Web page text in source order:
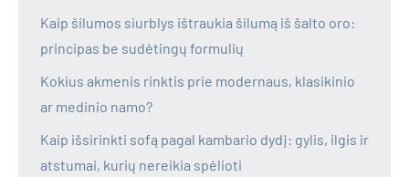
Kaip šilumos siurblys ištraukia šilumą iš šalto oro:
principas be sudėtingų formulių
Kokius akmenis rinktis prie modernaus, klasikinio
ar medinio namo?
Kaip išsirinkti sofą pagal kambario dydį: gylis, ilgis ir
atstumai, kurių nereikia spėlioti